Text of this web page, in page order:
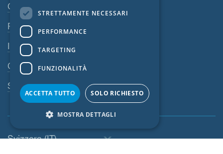
Contatto
Privacy policy
Impressum
CGV
Sistema di denuncia
Svizzera (IT)
LATVIAN
NORWEGIAN
STRETTAMENTE NECESSARI
PERFORMANCE
TARGETING
FUNZIONALITÀ
ACCETTA TUTTO SOLO RICHIESTO
MOSTRA DETTAGLI